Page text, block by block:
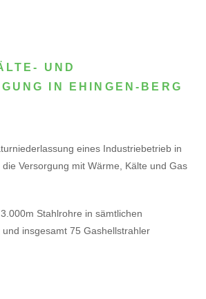
UND
IN EHINGEN-BERG
eines Industriebetrieb in
Versorgung mit Wärme, Kälte und Gas
Stahlrohre in sämtlichen
insgesamt 75 Gashellstrahler